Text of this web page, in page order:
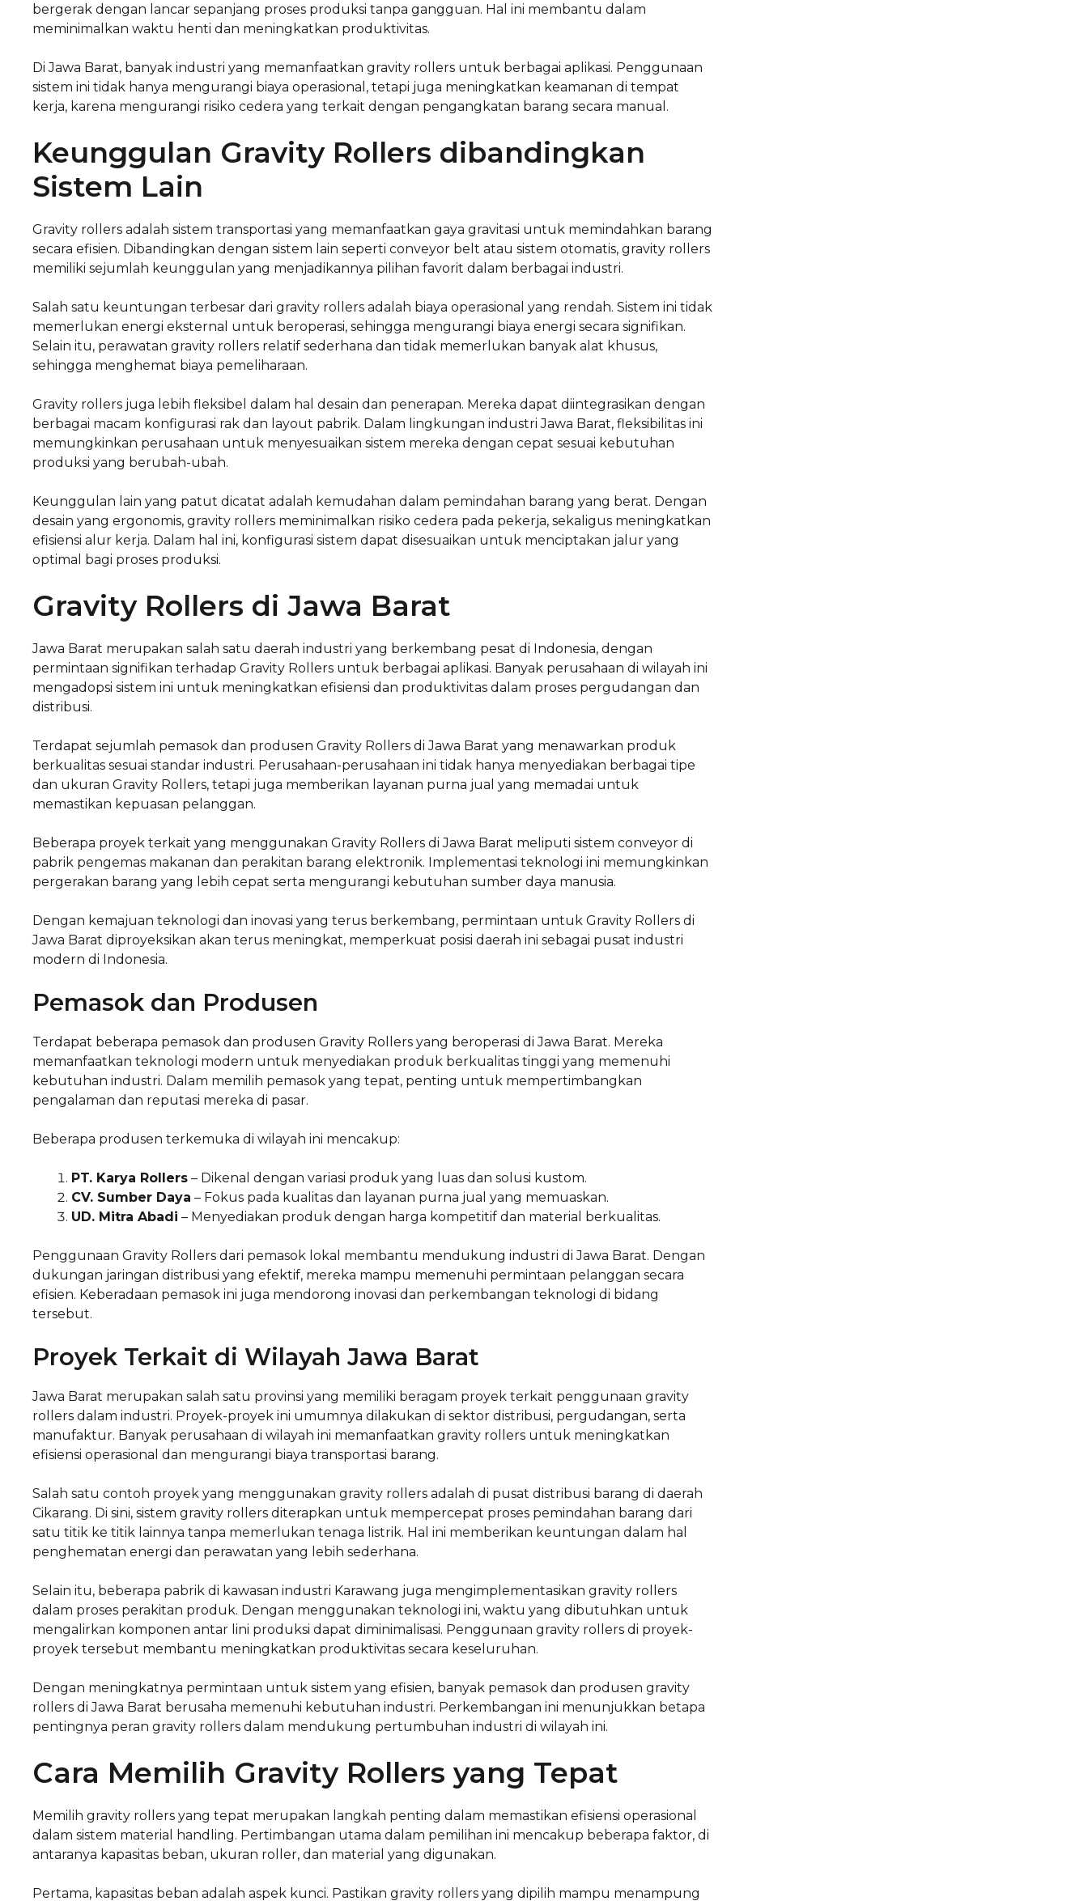
bergerak dengan lancar sepanjang proses produksi tanpa gangguan. Hal ini membantu dalam
meminimalkan waktu henti dan meningkatkan produktivitas.
Di Jawa Barat, banyak industri yang memanfaatkan gravity rollers untuk berbagai aplikasi. Penggunaan
sistem ini tidak hanya mengurangi biaya operasional, tetapi juga meningkatkan keamanan di tempat
kerja, karena mengurangi risiko cedera yang terkait dengan pengangkatan barang secara manual.
Keunggulan Gravity Rollers dibandingkan
Sistem Lain
Gravity rollers adalah sistem transportasi yang memanfaatkan gaya gravitasi untuk memindahkan barang
secara efisien. Dibandingkan dengan sistem lain seperti conveyor belt atau sistem otomatis, gravity rollers
memiliki sejumlah keunggulan yang menjadikannya pilihan favorit dalam berbagai industri.
Salah satu keuntungan terbesar dari gravity rollers adalah biaya operasional yang rendah. Sistem ini tidak
memerlukan energi eksternal untuk beroperasi, sehingga mengurangi biaya energi secara signifikan.
Selain itu, perawatan gravity rollers relatif sederhana dan tidak memerlukan banyak alat khusus,
sehingga menghemat biaya pemeliharaan.
Gravity rollers juga lebih fleksibel dalam hal desain dan penerapan. Mereka dapat diintegrasikan dengan
berbagai macam konfigurasi rak dan layout pabrik. Dalam lingkungan industri Jawa Barat, fleksibilitas ini
memungkinkan perusahaan untuk menyesuaikan sistem mereka dengan cepat sesuai kebutuhan
produksi yang berubah-ubah.
Keunggulan lain yang patut dicatat adalah kemudahan dalam pemindahan barang yang berat. Dengan
desain yang ergonomis, gravity rollers meminimalkan risiko cedera pada pekerja, sekaligus meningkatkan
efisiensi alur kerja. Dalam hal ini, konfigurasi sistem dapat disesuaikan untuk menciptakan jalur yang
optimal bagi proses produksi.
Gravity Rollers di Jawa Barat
Jawa Barat merupakan salah satu daerah industri yang berkembang pesat di Indonesia, dengan
permintaan signifikan terhadap Gravity Rollers untuk berbagai aplikasi. Banyak perusahaan di wilayah ini
mengadopsi sistem ini untuk meningkatkan efisiensi dan produktivitas dalam proses pergudangan dan
distribusi.
Terdapat sejumlah pemasok dan produsen Gravity Rollers di Jawa Barat yang menawarkan produk
berkualitas sesuai standar industri. Perusahaan-perusahaan ini tidak hanya menyediakan berbagai tipe
dan ukuran Gravity Rollers, tetapi juga memberikan layanan purna jual yang memadai untuk
memastikan kepuasan pelanggan.
Beberapa proyek terkait yang menggunakan Gravity Rollers di Jawa Barat meliputi sistem conveyor di
pabrik pengemas makanan dan perakitan barang elektronik. Implementasi teknologi ini memungkinkan
pergerakan barang yang lebih cepat serta mengurangi kebutuhan sumber daya manusia.
Dengan kemajuan teknologi dan inovasi yang terus berkembang, permintaan untuk Gravity Rollers di
Jawa Barat diproyeksikan akan terus meningkat, memperkuat posisi daerah ini sebagai pusat industri
modern di Indonesia.
Pemasok dan Produsen
Terdapat beberapa pemasok dan produsen Gravity Rollers yang beroperasi di Jawa Barat. Mereka
memanfaatkan teknologi modern untuk menyediakan produk berkualitas tinggi yang memenuhi
kebutuhan industri. Dalam memilih pemasok yang tepat, penting untuk mempertimbangkan
pengalaman dan reputasi mereka di pasar.
Beberapa produsen terkemuka di wilayah ini mencakup:
PT. Karya Rollers – Dikenal dengan variasi produk yang luas dan solusi kustom.
CV. Sumber Daya – Fokus pada kualitas dan layanan purna jual yang memuaskan.
UD. Mitra Abadi – Menyediakan produk dengan harga kompetitif dan material berkualitas.
Penggunaan Gravity Rollers dari pemasok lokal membantu mendukung industri di Jawa Barat. Dengan
dukungan jaringan distribusi yang efektif, mereka mampu memenuhi permintaan pelanggan secara
efisien. Keberadaan pemasok ini juga mendorong inovasi dan perkembangan teknologi di bidang
tersebut.
Proyek Terkait di Wilayah Jawa Barat
Jawa Barat merupakan salah satu provinsi yang memiliki beragam proyek terkait penggunaan gravity
rollers dalam industri. Proyek-proyek ini umumnya dilakukan di sektor distribusi, pergudangan, serta
manufaktur. Banyak perusahaan di wilayah ini memanfaatkan gravity rollers untuk meningkatkan
efisiensi operasional dan mengurangi biaya transportasi barang.
Salah satu contoh proyek yang menggunakan gravity rollers adalah di pusat distribusi barang di daerah
Cikarang. Di sini, sistem gravity rollers diterapkan untuk mempercepat proses pemindahan barang dari
satu titik ke titik lainnya tanpa memerlukan tenaga listrik. Hal ini memberikan keuntungan dalam hal
penghematan energi dan perawatan yang lebih sederhana.
Selain itu, beberapa pabrik di kawasan industri Karawang juga mengimplementasikan gravity rollers
dalam proses perakitan produk. Dengan menggunakan teknologi ini, waktu yang dibutuhkan untuk
mengalirkan komponen antar lini produksi dapat diminimalisasi. Penggunaan gravity rollers di proyek-
proyek tersebut membantu meningkatkan produktivitas secara keseluruhan.
Dengan meningkatnya permintaan untuk sistem yang efisien, banyak pemasok dan produsen gravity
rollers di Jawa Barat berusaha memenuhi kebutuhan industri. Perkembangan ini menunjukkan betapa
pentingnya peran gravity rollers dalam mendukung pertumbuhan industri di wilayah ini.
Cara Memilih Gravity Rollers yang Tepat
Memilih gravity rollers yang tepat merupakan langkah penting dalam memastikan efisiensi operasional
dalam sistem material handling. Pertimbangan utama dalam pemilihan ini mencakup beberapa faktor, di
antaranya kapasitas beban, ukuran roller, dan material yang digunakan.
Pertama, kapasitas beban adalah aspek kunci. Pastikan gravity rollers yang dipilih mampu menampung